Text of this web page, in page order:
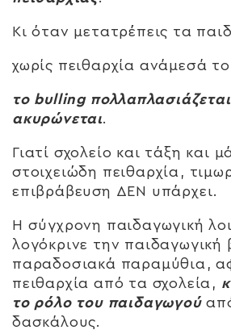
Κι όταν μετατρέπεις τα
χωρίς πειθαρχία ανάμεσά
το bulling
ακυρώνεται.
Γιατί σχολείο και τάξη και
στοιχειώδη πειθαρχία,
επιβράβευση ΔΕΝ υπάρχει.
Η σύγχρονη παιδαγωγική
λογόκρινε την παιδαγωγική
παραδοσιακά παραμύθια,
πειθαρχία από τα σχολεία,
το ρόλο του παιδαγωγού
δασκάλους.